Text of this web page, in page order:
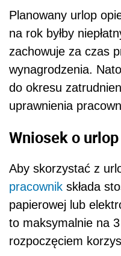
Planowany urlop
na rok byłby
zachowuje za czas
wynagrodzenia.
do okresu
uprawnienia
Wniosek o
Aby skorzystać z
pracownik składa
papierowej lub
to maksymalnie na
rozpoczęciem